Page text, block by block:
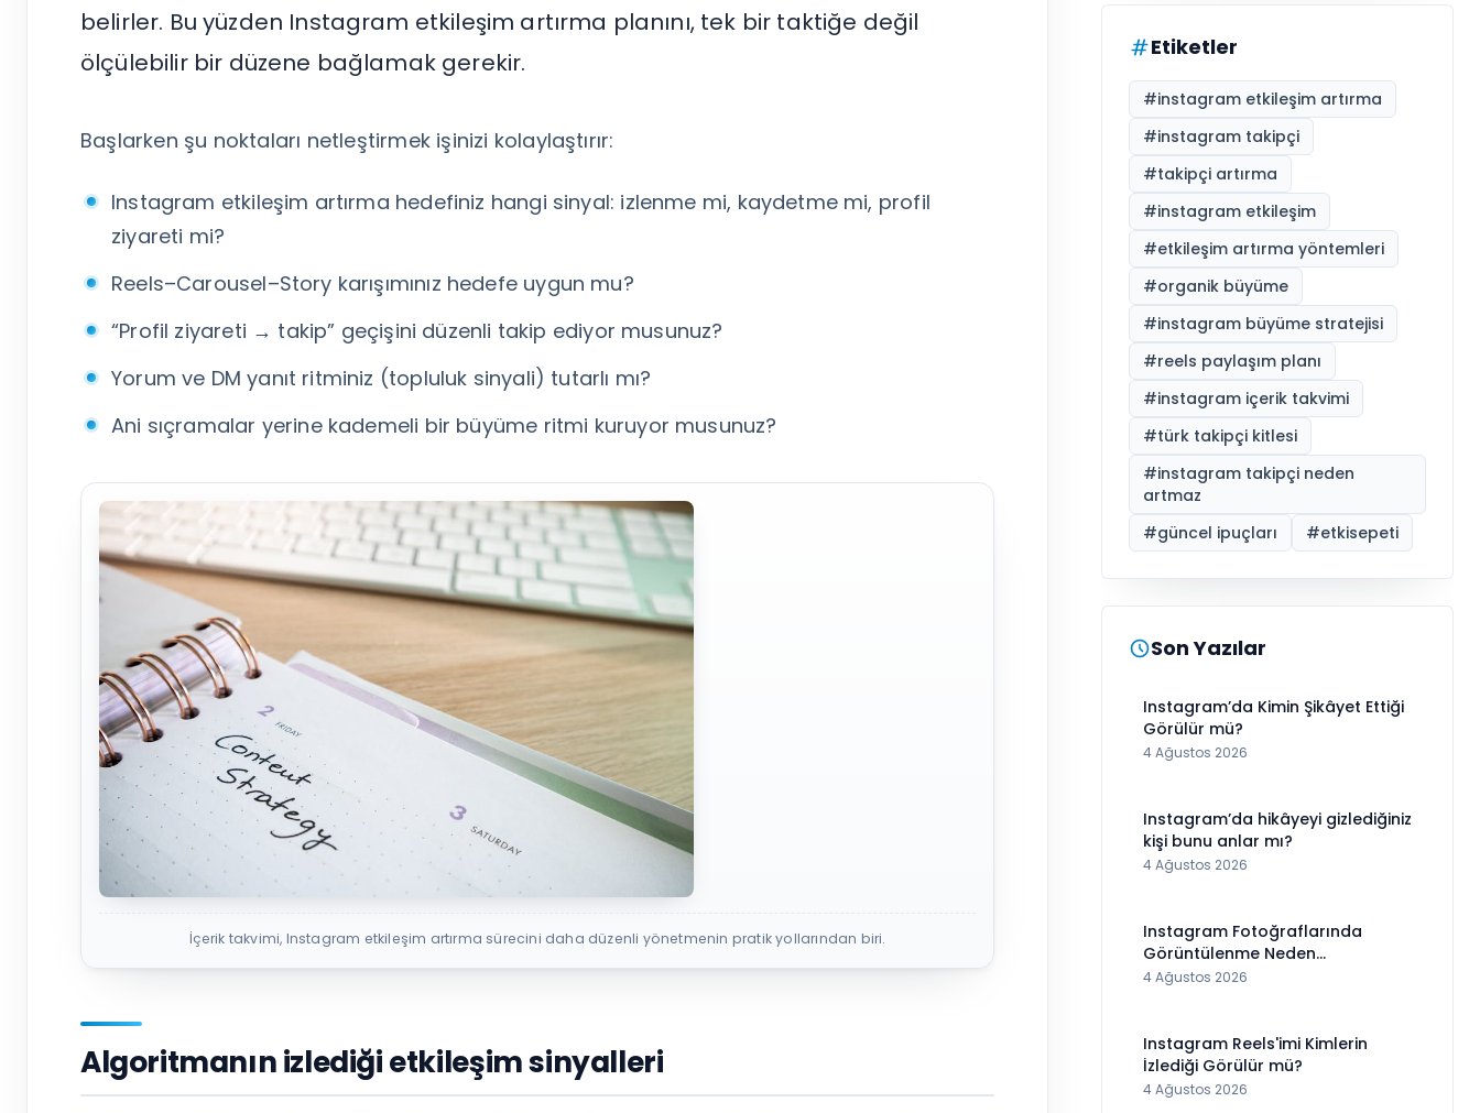
belirler. Bu yüzden Instagram etkileşim artırma planını, tek bir taktiğe değil
ölçülebilir bir düzene bağlamak gerekir.
Başlarken şu noktaları netleştirmek işinizi kolaylaştırır:
Instagram etkileşim artırma hedefiniz hangi sinyal: izlenme mi, kaydetme mi, profil
ziyareti mi?
Reels–Carousel–Story karışımınız hedefe uygun mu?
“Profil ziyareti → takip” geçişini düzenli takip ediyor musunuz?
Yorum ve DM yanıt ritminiz (topluluk sinyali) tutarlı mı?
Ani sıçramalar yerine kademeli bir büyüme ritmi kuruyor musunuz?
İçerik takvimi, Instagram etkileşim artırma sürecini daha düzenli yönetmenin pratik yollarından biri.
Algoritmanın izlediği etkileşim sinyalleri
Etiketler
#instagram etkileşim artırma
#instagram takipçi
#takipçi artırma
#instagram etkileşim
#etkileşim artırma yöntemleri
#organik büyüme
#instagram büyüme stratejisi
#reels paylaşım planı
#instagram içerik takvimi
#türk takipçi kitlesi
#instagram takipçi neden
artmaz
#güncel ipuçları #etkisepeti
Son Yazılar
Instagram’da Kimin Şikâyet Ettiği
Görülür mü?
4 Ağustos 2026
Instagram’da hikâyeyi gizlediğiniz
kişi bunu anlar mı?
4 Ağustos 2026
Instagram Fotoğraflarında
Görüntülenme Neden
Görünmüyor?
4 Ağustos 2026
Instagram Reels'imi Kimlerin
İzlediği Görülür mü?
4 Ağustos 2026